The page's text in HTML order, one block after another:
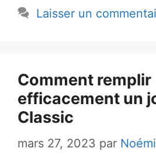
Laisser un
Comment remplir
efficacement un
Classic
mars 27, 2023 par